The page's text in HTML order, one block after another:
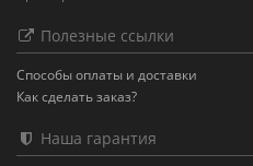
Полезные ссылки
Способы оплаты и доставки
Как сделать заказ?
Наша гарантия